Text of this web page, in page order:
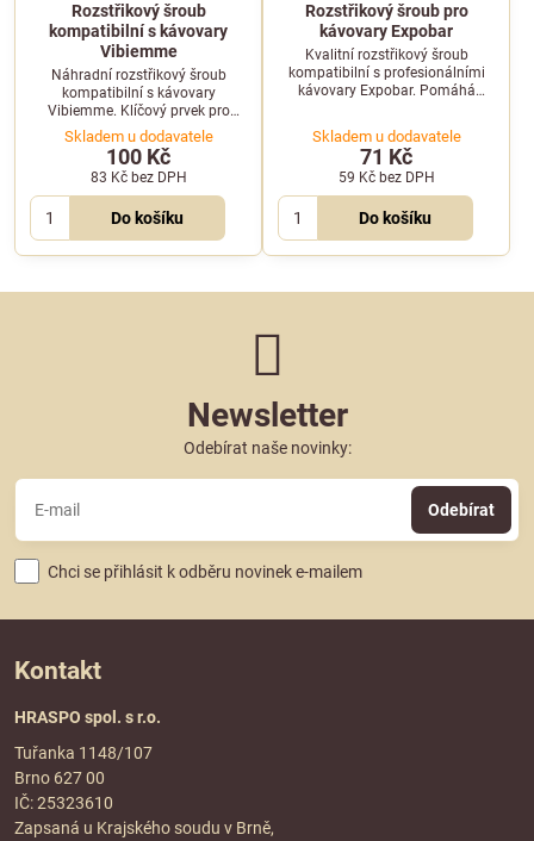
Rozstřikový šroub
kompatibilní s kávovary
Vibiemme
Náhradní rozstřikový šroub
kompatibilní s kávovary
Vibiemme. Klíčový prvek pro
rovnoměrný rozvod vody v hlavě
kávovaru.
Skladem u dodavatele
100 Kč
83 Kč bez DPH
Do košíku
Rozstřikový šroub pro
kávovary Expobar
Kvalitní rozstřikový šroub
kompatibilní s profesionálními
kávovary Expobar. Pomáhá
Skladem u dodavatele
71 Kč
59 Kč bez DPH
Do košíku
Newsletter
Odebírat naše novinky:
Odebírat
Chci se přihlásit k odběru novinek e-mailem
Kontakt
HRASPO spol. s r.o.
Tuřanka 1148/107
Brno 627 00
IČ: 25323610
Zapsaná u Krajského soudu v Brně,